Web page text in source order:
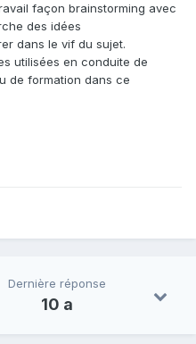
façon brainstorming avec
des idées
dans le vif du sujet.
utilisées en conduite de
de formation dans ce
Dernière réponse
10 a